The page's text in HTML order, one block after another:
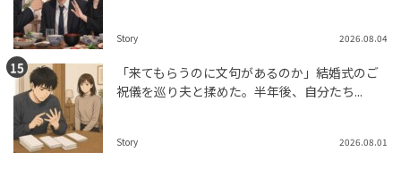
Story 2026.08.04
「来てもらうのに文句があるのか」結婚式のご
祝儀を巡り夫と揉めた。半年後、自分たち...
Story 2026.08.01